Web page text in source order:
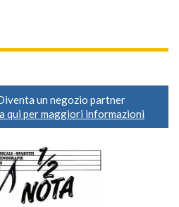
un negozio partner
qui per maggiori informazioni